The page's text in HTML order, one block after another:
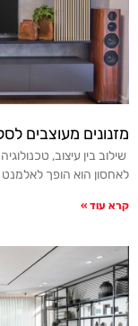
מזנונים מעוצבים לסלון
שילוב בין עיצוב,
לאחסון הוא הופך לאלמנט
קרא עוד »